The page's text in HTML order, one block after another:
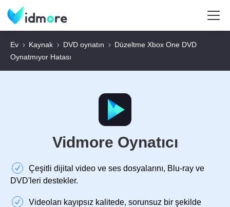
Ev Kaynak DVD oynatın
Düzeltme Xbox One DVD
Oynatmıyor Hatası
Vidmore Oynatıcı
Çeşitli dijital video ve ses dosyalarını, Blu-ray ve
DVD'leri destekler.
Videoları kayıpsız kalitede, sorunsuz bir şekilde